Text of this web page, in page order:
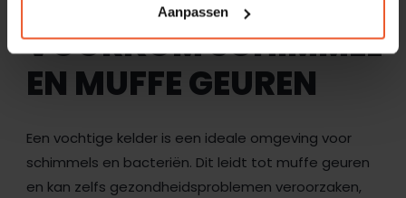
Aanpassen
VOORKOM SCHIMMEL
EN MUFFE GEUREN
Een vochtige kelder is een ideale omgeving voor
schimmels en bacteriën. Dit leidt tot muffe geuren
en kan zelfs gezondheidsproblemen veroorzaken,